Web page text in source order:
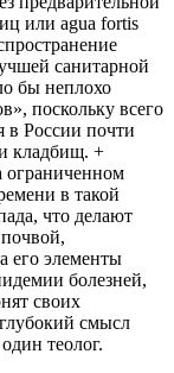
или agua fortis
санитарной
бы неплохо
поскольку всего
в России почти
кладбищ. +
ограниченном
в такой
что делают
его элементы
болезней,
своих
смысл
теолог.